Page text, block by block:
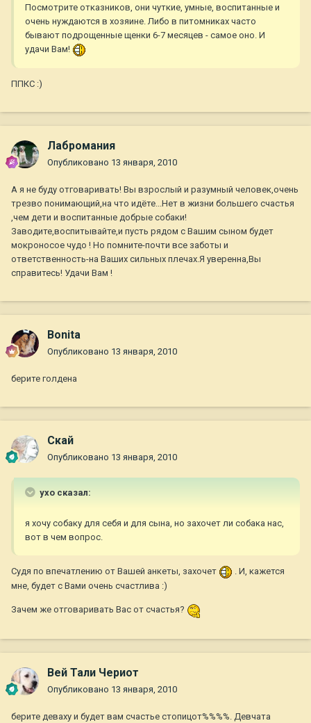
Посмотрите отказников, они чуткие, умные, воспитанные и
очень нуждаются в хозяине. Либо в питомниках часто
бывают подрощенные щенки 6-7 месяцев - самое оно. И
удачи Вам!
ППКС :)
Лабромания
Опубликовано 13 января, 2010
А я не буду отговаривать! Вы взрослый и разумный человек,очень
трезво понимающий,на что идёте...Нет в жизни большего счастья
,чем дети и воспитанные добрые собаки!
Заводите,воспитывайте,и пусть рядом с Вашим сыном будет
мокроносое чудо ! Но помните-почти все заботы и
ответственность-на Ваших сильных плечах.Я уверенна,Вы
справитесь! Удачи Вам !
Bonita
Опубликовано 13 января, 2010
берите голдена
Скай
Опубликовано 13 января, 2010
ухо сказал:
я хочу собаку для себя и для сына, но захочет ли собака нас,
вот в чем вопрос.
Судя по впечатлению от Вашей анкеты, захочет
. И, кажется
мне, будет с Вами очень счастлива :)
Зачем же отговаривать Вас от счастья?
Вей Тали Чериот
Опубликовано 13 января, 2010
берите деваху и будет вам счастье стопицот%%%%. Девчата